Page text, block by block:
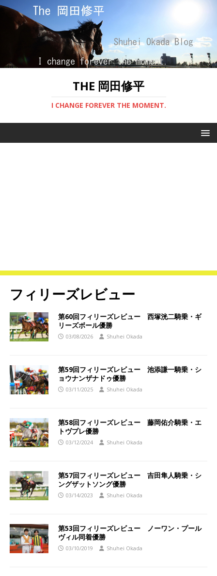
THE 岡田修平
I CHANGE FOREVER THE MOMENT.
フィリーズレビュー
第60回フィリーズレビュー 西塚洸二騎乗・ギ
リーズボール優勝
03/08/2026 Shuhei Okada
第59回フィリーズレビュー 池添謙一騎乗・シ
ョウナンザナドゥ優勝
03/11/2025 Shuhei Okada
第58回フィリーズレビュー 藤岡佑介騎乗・エ
トヴプレ優勝
03/12/2024 Shuhei Okada
第57回フィリーズレビュー 吉田隼人騎乗・シ
ングザットソング優勝
03/14/2023 Shuhei Okada
第53回フィリーズレビュー ノーワン・プール
ヴィル同着優勝
03/10/2019 Shuhei Okada